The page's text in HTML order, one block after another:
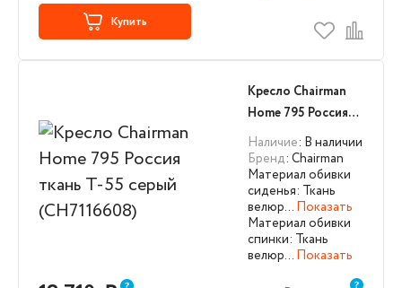
Купить
Кресло Chairman
Home 795 Россия
ткань Т-55 серый
(CH7116608)
Наличие: В наличии
Бренд: Chairman
Материал обивки
сиденья: Ткань
велюр… Показать
Материал обивки
спинки: Ткань
велюр… Показать